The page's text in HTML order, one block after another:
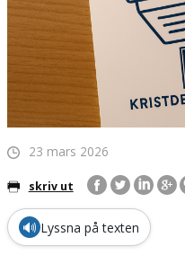
23 mars 2026
skriv ut
🔊 Lyssna på texten